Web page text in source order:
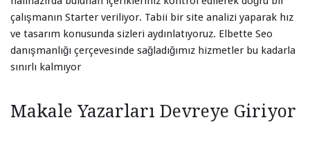
çalışmanın Starter veriliyor. Tabii bir site analizi yaparak hız
ve tasarım konusunda sizleri aydınlatıyoruz. Elbette Seo
danışmanlığı çerçevesinde sağladığımız hizmetler bu kadarla
sınırlı kalmıyor
Makale Yazarları Devreye Giriyor